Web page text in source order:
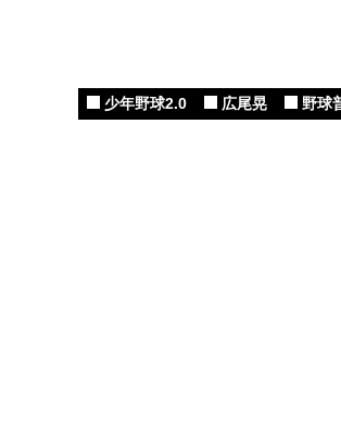
少年野球2.0 広尾晃 野球